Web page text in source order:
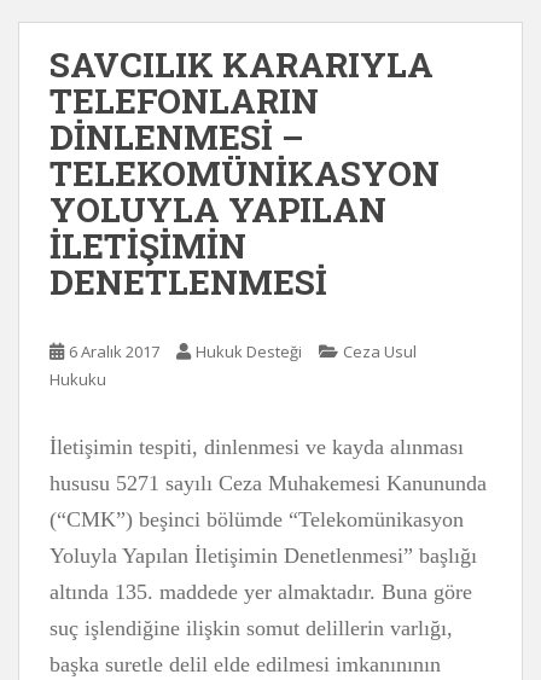
SAVCILIK KARARIYLA
TELEFONLARIN
DİNLENMESİ –
TELEKOMÜNİKASYON
YOLUYLA YAPILAN
İLETİŞİMİN
DENETLENMESİ
6 Aralık 2017 Hukuk Desteği
Ceza Usul
Hukuku
İletişimin tespiti, dinlenmesi ve kayda alınması
hususu 5271 sayılı Ceza Muhakemesi Kanununda
(“CMK”) beşinci bölümde “Telekomünikasyon
Yoluyla Yapılan İletişimin Denetlenmesi” başlığı
altında 135. maddede yer almaktadır. Buna göre
suç işlendiğine ilişkin somut delillerin varlığı,
başka suretle delil elde edilmesi imkanınının